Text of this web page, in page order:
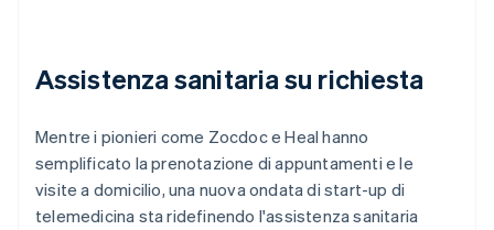
Assistenza sanitaria su richiesta
Mentre i pionieri come Zocdoc e Heal hanno
semplificato la prenotazione di appuntamenti e le
visite a domicilio, una nuova ondata di start-up di
telemedicina sta ridefinendo l'assistenza sanitaria